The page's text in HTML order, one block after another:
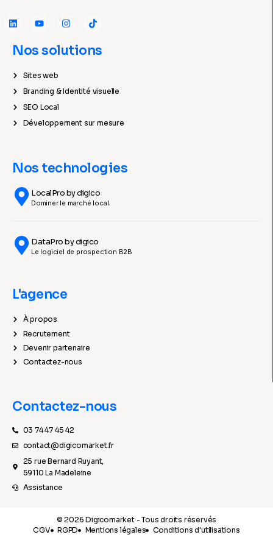
Nos solutions
Sites web
Branding & Identité visuelle
SEO Local
Développement sur mesure
Nos technologies
LocalPro by digico
Dominer le marché local.
DataPro by digico
Le logiciel de prospection B2B
L'agence
À propos
Recrutement
Devenir partenaire
Contactez-nous
Contactez-nous
03 74 47 45 42
contact@digicomarket.fr
25 rue Bernard Ruyant,
59110 La Madeleine
Assistance
© 2026 Digicomarket - Tous droits réservés
CGV
RGPD Mentions légales Conditions d'utilisations